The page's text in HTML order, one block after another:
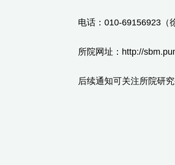
电话：010-69156923（
所院网址：http://
后续通知可关注所院研